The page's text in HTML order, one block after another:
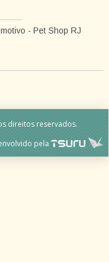
- Pet Shop RJ
direitos reservados.
pela